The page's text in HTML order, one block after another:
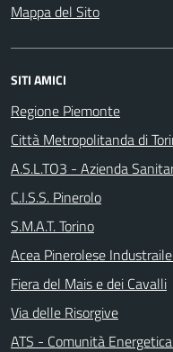
Mappa del Sito
SITI AMICI
Regione Piemonte
Città Metropolitanda di
A.S.L.TO3 - Azienda
C.I.S.S. Pinerolo
S.M.A.T. Torino
Acea Pinerolese
Fiera del Mais e dei Cavalli
Via delle Risorgive
ATS - Comunità